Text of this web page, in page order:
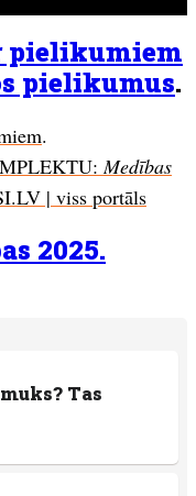
pielikumiem
pielikumus.
.
Medības
| viss portāls
2025.
Tas